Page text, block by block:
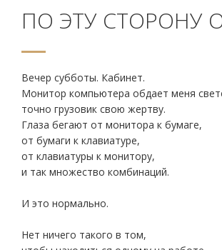
ПО ЭТУ СТОРОНУ
Вечер субботы. Кабинет.
Монитор компьютера обдает меня
точно грузовик свою жертву.
Глаза бегают от монитора к бумаге,
от бумаги к клавиатуре,
от клавиатуры к монитору,
и так множество комбинаций.
И это нормально.
Нет ничего такого в том,